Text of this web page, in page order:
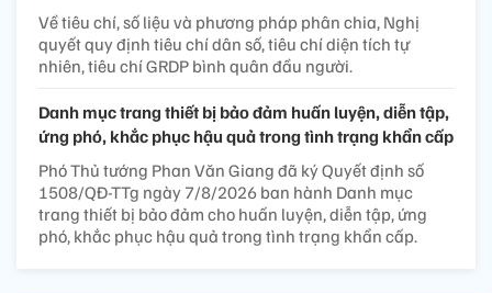
Về tiêu chí, số liệu và phương pháp phân chia, Nghị
quyết quy định tiêu chí dân số, tiêu chí diện tích tự
nhiên, tiêu chí GRDP bình quân đầu người.
Danh mục trang thiết bị bảo đảm huấn luyện, diễn tập,
ứng phó, khắc phục hậu quả trong tình trạng khẩn cấp
Phó Thủ tướng Phan Văn Giang đã ký Quyết định số
1508/QĐ-TTg ngày 7/8/2026 ban hành Danh mục
trang thiết bị bảo đảm cho huấn luyện, diễn tập, ứng
phó, khắc phục hậu quả trong tình trạng khẩn cấp.